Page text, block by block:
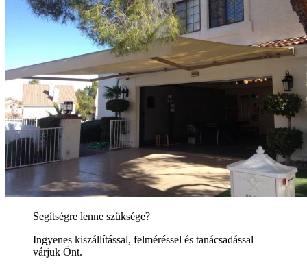
Segítségre lenne szüksége?
Ingyenes kiszállítással, felméréssel és tanácsadással
várjuk Önt.